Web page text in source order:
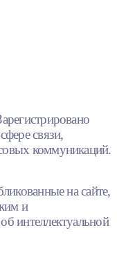
связи,
коммуникаций.
на сайте,
и
интеллектуальной